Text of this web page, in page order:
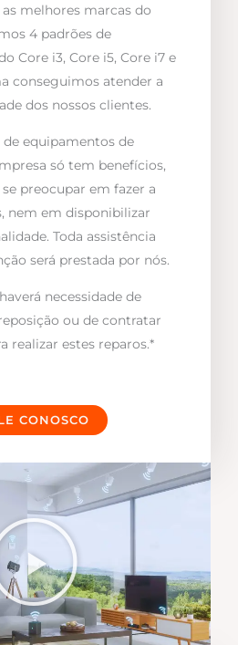
melhores marcas do
4 padrões de
Core i3, Core i5, Core i7 e
conseguimos atender a
dos nossos clientes.
de equipamentos de
só tem benefícios,
preocupar em fazer a
nem em disponibilizar
Toda assistência
será prestada por nós.
necessidade de
ou de contratar
realizar estes reparos.*
CONOSCO